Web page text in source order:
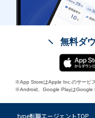
無料ダ
※App StoreはApple Inc.のサービス
※Android、Google PlayはGoogle
type転職エージェントTOP